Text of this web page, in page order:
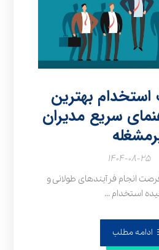
بهترین
سریع مدیران
۱۴۰۴-۰۸-۲۵
انجام فرآیندهای طولانی و
استخدام ...
ادامه مطلب